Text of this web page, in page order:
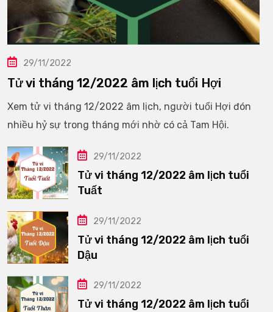
29/11/2022
Tử vi tháng 12/2022 âm lịch tuổi Hợi
Xem tử vi tháng 12/2022 âm lịch, người tuổi Hợi đón
nhiều hỷ sự trong tháng mới nhờ có cả Tam Hội.
29/11/2022
Tử vi tháng 12/2022 âm lịch tuổi
Tuất
29/11/2022
Tử vi tháng 12/2022 âm lịch tuổi
Dậu
29/11/2022
Tử vi tháng 12/2022 âm lịch tuổi